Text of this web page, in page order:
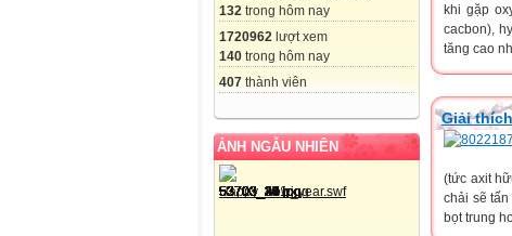
132 trong hôm nay
1720962 lượt xem
140 trong hôm nay
407 thành viên
ẢNH NGẪU NHIÊN
khi gặp
cacbon),
tăng cao
Giải
(tức axit
chải sẽ
bọt trung